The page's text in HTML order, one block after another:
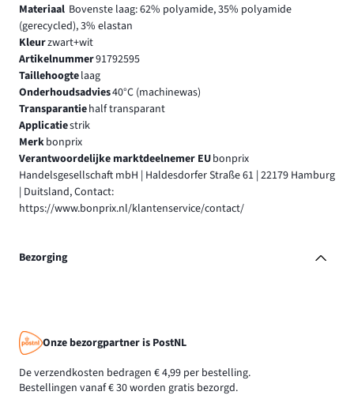
Materiaal Bovenste laag: 62% polyamide, 35% polyamide
(gerecycled), 3% elastan
Kleurzwart+wit
Artikelnummer91792595
Taillehoogtelaag
Onderhoudsadvies40°C (machinewas)
Transparantiehalf transparant
Applicatiestrik
Merkbonprix
Verantwoordelijke marktdeelnemer EUbonprix
Handelsgesellschaft mbH | Haldesdorfer Straße 61 | 22179 Hamburg
| Duitsland, Contact:
https://www.bonprix.nl/klantenservice/contact/
Bezorging
Onze bezorgpartner is PostNL
De verzendkosten bedragen € 4,99 per bestelling.
Bestellingen vanaf € 30 worden gratis bezorgd.